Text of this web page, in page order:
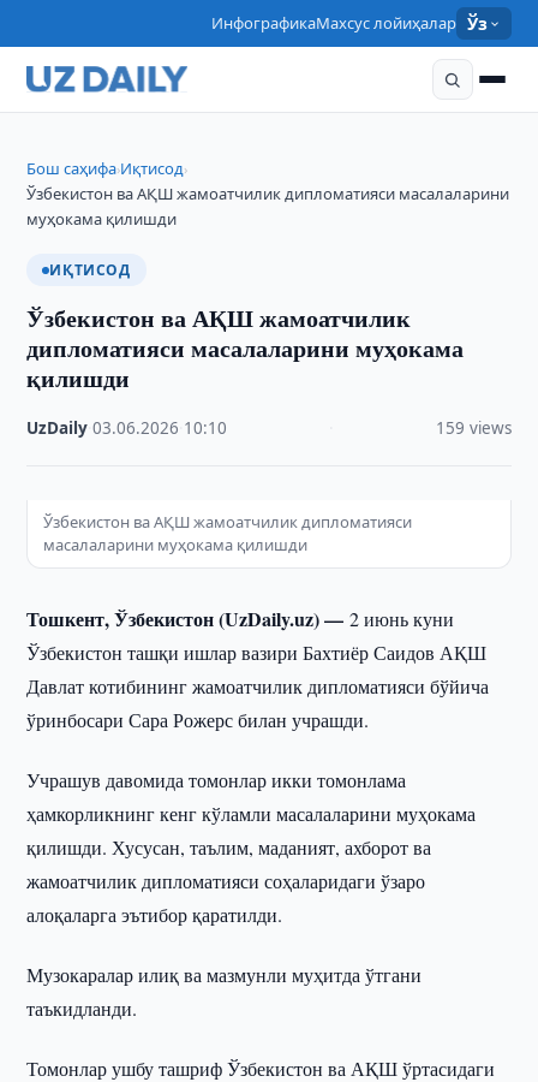
ИнфографикаМахсус лойиҳалар Ўз
Бош саҳифа›Иқтисод›
Ўзбекистон ва АҚШ жамоатчилик дипломатияси масалаларини
муҳокама қилишди
ИҚТИСОД
Ўзбекистон ва АҚШ жамоатчилик
дипломатияси масалаларини муҳокама
қилишди
UzDaily ·03.06.2026 10:10 159 views
Ўзбекистон ва АҚШ жамоатчилик дипломатияси
масалаларини муҳокама қилишди
Тошкент, Ўзбекистон (UzDaily.uz) —2 июнь куни
Ўзбекистон ташқи ишлар вазири Бахтиёр Саидов АҚШ
Давлат котибининг жамоатчилик дипломатияси бўйича
ўринбосари Сара Рожерс билан учрашди.
Учрашув давомида томонлар икки томонлама
ҳамкорликнинг кенг кўламли масалаларини муҳокама
қилишди. Хусусан, таълим, маданият, ахборот ва
жамоатчилик дипломатияси соҳаларидаги ўзаро
алоқаларга эътибор қаратилди.
Музокаралар илиқ ва мазмунли муҳитда ўтгани
таъкидланди.
Томонлар ушбу ташриф Ўзбекистон ва АҚШ ўртасидаги